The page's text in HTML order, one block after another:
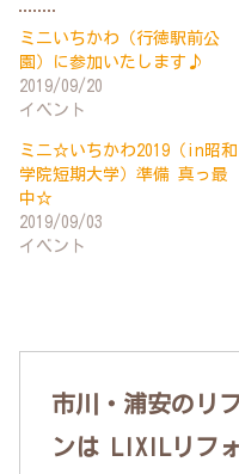
ミニいちかわ（行徳駅前公
園）に参加いたします♪
2019/09/20
イベント
ミニ☆いちかわ2019（in昭和
学院短期大学）準備 真っ最
中☆
2019/09/03
イベント
市川・浦安のリ
ンは LIXILリフ